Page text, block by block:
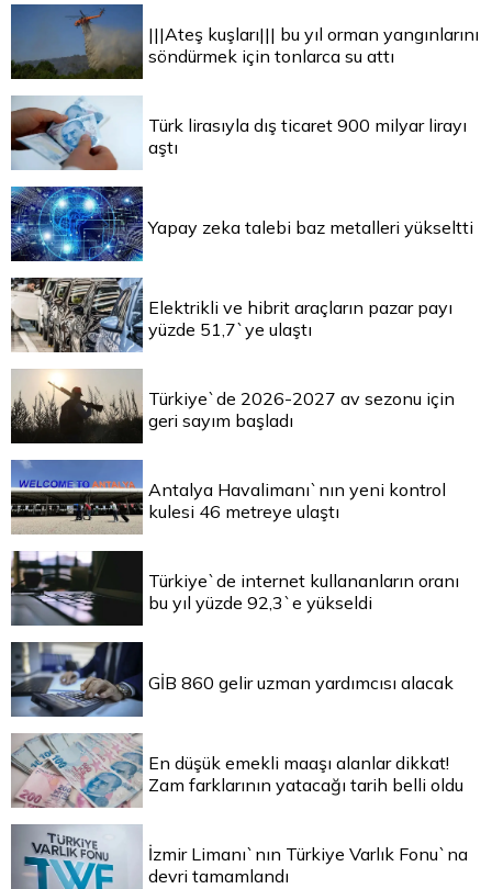
|||Ateş kuşları||| bu yıl orman yangınlarını
söndürmek için tonlarca su attı
Türk lirasıyla dış ticaret 900 milyar lirayı
aştı
Yapay zeka talebi baz metalleri yükseltti
Elektrikli ve hibrit araçların pazar payı
yüzde 51,7`ye ulaştı
Türkiye`de 2026-2027 av sezonu için
geri sayım başladı
Antalya Havalimanı`nın yeni kontrol
kulesi 46 metreye ulaştı
Türkiye`de internet kullananların oranı
bu yıl yüzde 92,3`e yükseldi
GİB 860 gelir uzman yardımcısı alacak
En düşük emekli maaşı alanlar dikkat!
Zam farklarının yatacağı tarih belli oldu
İzmir Limanı`nın Türkiye Varlık Fonu`na
devri tamamlandı